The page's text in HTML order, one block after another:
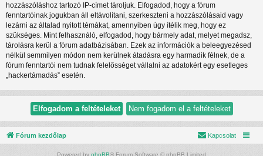
hozzászóláshoz tartozó IP-címet tároljuk. Elfogadod, hogy a fórum
fenntartóinak jogukban áll eltávolítani, szerkeszteni a hozzászólásaid vagy
lezárni az általad nyitott témákat, amennyiben úgy ítélik meg, hogy ez
szükséges. Mint felhasználó, elfogadod, hogy bármely adat, melyet megadsz,
tárolásra kerül a fórum adatbázisában. Ezek az információk a beleegyezésed
nélkül semmilyen módon nem kerülnek átadásra egy harmadik félnek, de a
fórum fenntartói nem tudnak felelősséget vállalni az adatokért egy esetleges
„hackertámadás” esetén.
Fórum kezdőlap Kapcsolat
Powered by phpBB® Forum Software © phpBB Limited